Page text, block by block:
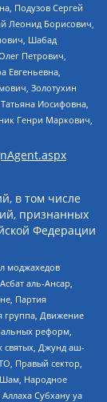
Подузов Сергей
Леонид Борисович,
Шабад
Петрович,
Евгеньевна,
Золотухин
Иосифовна,
Генри Маркович,
в том числе
признанных
Федерации
моджахедов
аль-Ансар,
Партия
группа, Движение
реформ,
святых, Джунд аш-
Правый сектор,
Шам, Народное
Субхану уа